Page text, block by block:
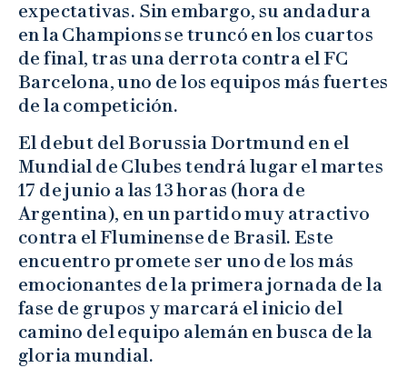
expectativas. Sin embargo, su andadura
en la Champions se truncó en los cuartos
de final, tras una derrota contra el FC
Barcelona, uno de los equipos más fuertes
de la competición.
El debut del Borussia Dortmund en el
Mundial de Clubes tendrá lugar el martes
17 de junio a las 13 horas (hora de
Argentina), en un partido muy atractivo
contra el Fluminense de Brasil. Este
encuentro promete ser uno de los más
emocionantes de la primera jornada de la
fase de grupos y marcará el inicio del
camino del equipo alemán en busca de la
gloria mundial.